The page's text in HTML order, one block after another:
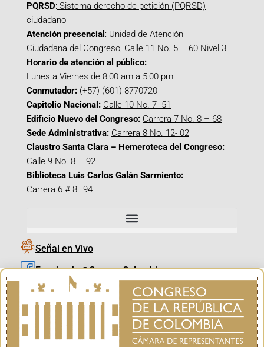
PQRSD: Sistema derecho de petición (PQRSD)
ciudadano
Atención presencial : Unidad de Atención
Ciudadana del Congreso, Calle 11 No. 5 – 60 Nivel 3
Horario de atención al público:
Lunes a Viernes de 8:00 am a 5:00 pm
Conmutador: (+57) (601) 8770720
Capitolio Nacional: Calle 10 No. 7- 51
Edificio Nuevo del Congreso: Carrera 7 No. 8 – 68
Sede Administrativa: Carrera 8 No. 12- 02
Claustro Santa Clara – Hemeroteca del Congreso:
Calle 9 No. 8 – 92
Biblioteca Luis Carlos Galán Sarmiento:
Carrera 6 # 8–94
Señal en Vivo
Facebook_@CamaraColombia
Instagram_@CamaraColombia
X_@CamaraColombia
Youtube_@CamaraColombia